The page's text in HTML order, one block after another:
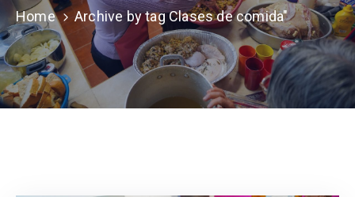
Home Archive by tag Clases de comida"